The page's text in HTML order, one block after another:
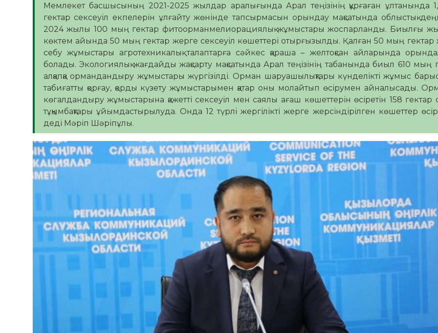
Мемлекет басшысының 2021-2025 жылдар аралығында Арал теңізінің құрғаған ұлтанында
гектар сексеуіл екпелерін ұлғайту жөнінде тапсырмасын орындау мақсатында облыстық
2024 жылы 100 мың гектар фитоорманмелиорациялық жұмыстары жоспарланды. Биылғы
көктем айында 50 мың гектар жерге сексеуіл көшеттері отырғызылды. Қалған 50 мың гектар
себу жұмыстары агротехникалық талаптарға сәйкес қараша – желтоқсан айларында
болады. Экологиялық жағдайды жақсарту мақсатында Арал теңізінің табанында биыл 610 мың
алқапқа ормандандыру жұмыстары жүргізілді. Орман шаруашылықтары күнделікті жұмыс
табиғатты қорғау, қорды күзету жұмыстарымен қатар оны молайтып өсірумен айналысады.
көгалдандыру жұмыстарына қажетті сексеуіл мен саялы ағаш көшеттерін өсіретін 158 гектар
тұқымбақтары ұйымдастырылуда. Онда 12 түрлі жергілікті жерге жерсіндірілген көшеттер
деді Мәріп Шәріпұлы.